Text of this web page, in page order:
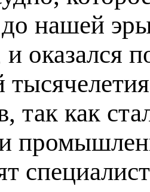
нашей
оказался
так как